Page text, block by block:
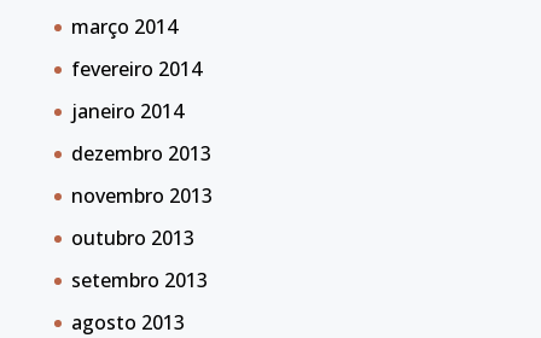
março 2014
fevereiro 2014
janeiro 2014
dezembro 2013
novembro 2013
outubro 2013
setembro 2013
agosto 2013